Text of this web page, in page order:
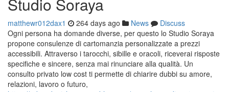
matthewr012dax1 264 days ago News
Discuss
Ogni persona ha domande diverse, per questo lo Studio Soraya
propone consulenze di cartomanzia personalizzate a prezzi
accessibili. Attraverso i tarocchi, sibille e oracoli, riceverai risposte
specifiche e sincere, senza mai rinunciare alla qualità. Un
consulto privato low cost ti permette di chiarire dubbi su amore,
relazioni, lavoro o futuro,